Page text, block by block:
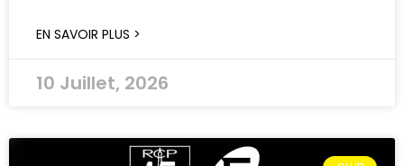
EN SAVOIR PLUS >
10 Juillet, 2026